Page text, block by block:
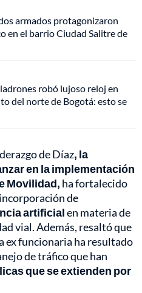
armados protagonizaron
en el barrio Ciudad Salitre de
robó lujoso reloj en
del norte de Bogotá: esto se
de Díaz, la
en la implementación
Movilidad, ha fortalecido
de
artificialen materia de
vial. Además, resaltó que
ex funcionaria ha resultado
de tráfico que han
que se extienden por